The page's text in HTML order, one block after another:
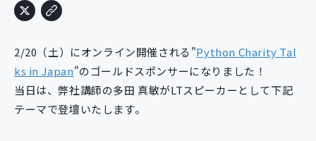
システム構築支援
研修サービス
定型コース 新入社員コース
カスタマイズコース 教材購入
2/20（土）にオンライン開催される"Python Charity Tal
ks in Japan"のゴールドスポンサーになりました！
当日は、弊社講師の多田 真敏がLTスピーカーとして下記
テーマで登壇いたします。